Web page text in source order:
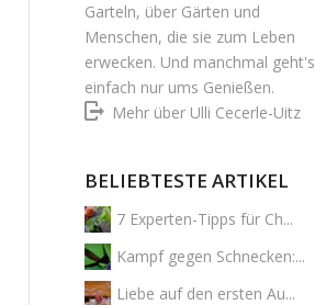
Garteln, über Gärten und
Menschen, die sie zum Leben
erwecken. Und manchmal geht's
einfach nur ums Genießen.
Mehr über Ulli Cecerle-Uitz
BELIEBTESTE ARTIKEL
7 Experten-Tipps für Ch...
Kampf gegen Schnecken:...
Liebe auf den ersten Au...